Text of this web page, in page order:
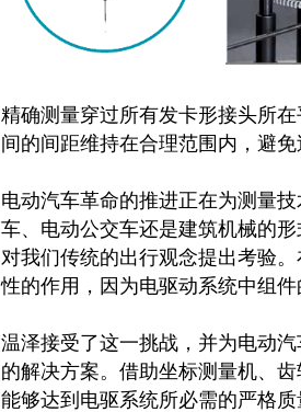
精确测量穿过所有发卡形接头所
间的间距维持在合理范围内，避
电动汽车革命的推进正在为测量
车、电动公交车还是建筑机械的
对我们传统的出行观念提出考验
性的作用，因为电驱动系统中组
温泽接受了这一挑战，并为电动
的解决方案。借助坐标测量机、
能够达到电驱系统所必需的严格